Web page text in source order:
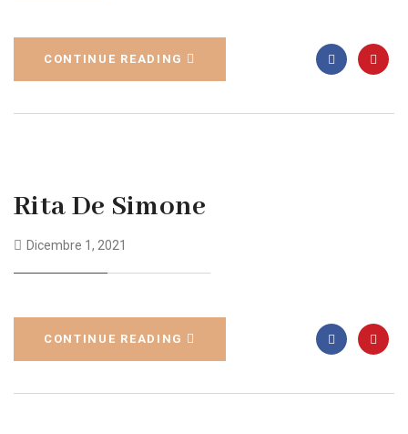
CONTINUE READING
Rita De Simone
Dicembre 1, 2021
CONTINUE READING